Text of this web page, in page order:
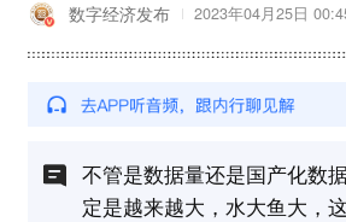
数字经济发布 2023年04月25日
不管是数据量还是国产化数
定是越来越大，水大鱼大，